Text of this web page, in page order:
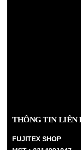
THÔNG TIN LIÊN
FUJITEX SHOP